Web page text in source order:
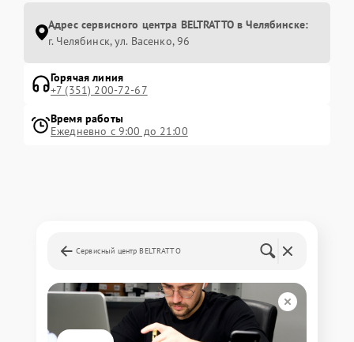
Адрес сервисного центра BELTRATTO в Челябинске:
г. Челябинск, ул. Васенко, 96
Горячая линия
+7 (351) 200-72-67
Время работы
Ежедневно с 9:00 до 21:00
Сервисный центр BELTRATTO